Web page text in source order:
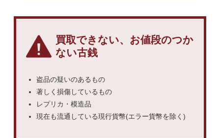
買取できない、お値段のつか
ない古銭
盗品の疑いのあるもの
著しく損傷しているもの
レプリカ・模造品
現在も流通している現行貨幣(エラー貨幣を除く)